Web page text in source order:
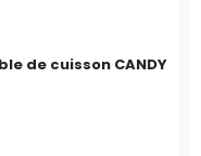
de cuisson CANDY